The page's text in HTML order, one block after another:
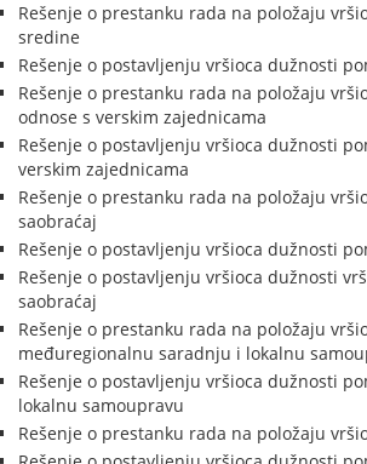
Rešenje o prestanku rada na položaju
sredine
Rešenje o postavljenju vršioca dužnosti
Rešenje o prestanku rada na položaju
odnose s verskim zajednicama
Rešenje o postavljenju vršioca dužnosti
verskim zajednicama
Rešenje o prestanku rada na položaju
saobraćaj
Rešenje o postavljenju vršioca dužnosti
Rešenje o postavljenju vršioca dužnosti
saobraćaj
Rešenje o prestanku rada na položaju
međuregionalnu saradnju i lokalnu
Rešenje o postavljenju vršioca dužnosti
lokalnu samoupravu
Rešenje o prestanku rada na položaju